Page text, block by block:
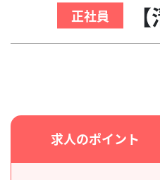
正社員
求人のポイント